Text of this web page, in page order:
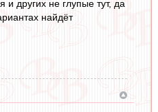
других не глупые тут, да
найдёт